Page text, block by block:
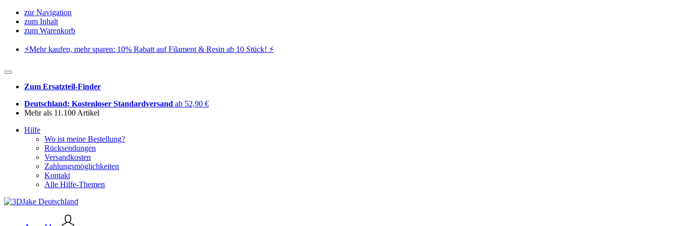
zur Navigation
zum Inhalt
zum Warenkorb
⚡️Mehr kaufen, mehr sparen: 10% Rabatt auf Filament & Resin ab 10 Stück! ⚡️
Zum Ersatzteil-Finder
Deutschland: Kostenloser Standardversand ab 52,90 €
Mehr als 11.100 Artikel
Hilfe
Wo ist meine Bestellung?
Rücksendungen
Versandkosten
Zahlungsmöglichkeiten
Kontakt
Alle Hilfe-Themen